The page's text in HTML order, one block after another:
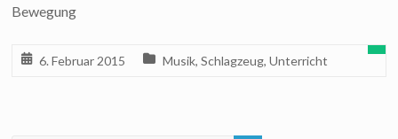
Bewegung
6. Februar 2015 Musik,Schlagzeug,Unterricht